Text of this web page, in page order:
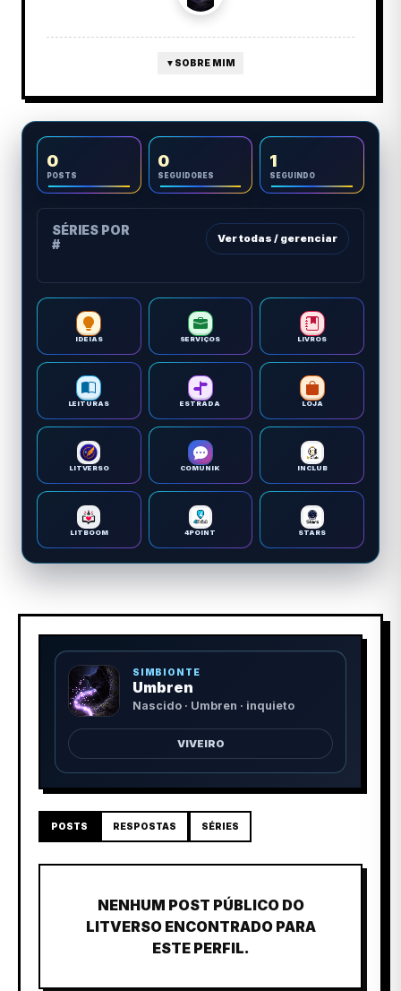
▼ SOBRE MIM
0
POSTS
0
SEGUIDORES
1
SEGUINDO
SÉRIES POR
#
Ver todas / gerenciar
IDEIAS SERVIÇOS LIVROS
LEITURAS ESTRADA LOJA
LITVERSO COMUNIK INCLUB
LITBOOM 4POINT STARS
SIMBIONTE
Umbren
Nascido · Umbren · inquieto
VIVEIRO
POSTS RESPOSTAS SÉRIES
NENHUM POST PÚBLICO DO
LITVERSO ENCONTRADO PARA
ESTE PERFIL.